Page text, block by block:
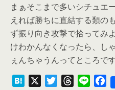
まぁそこまで多いシチュエ
えれば勝ちに直結する類の
ず振り向き攻撃で拾ってみ
けわかんなくなったら、し
ぇんちゃうんってところで